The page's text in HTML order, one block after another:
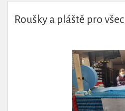
Roušky a pláště pro